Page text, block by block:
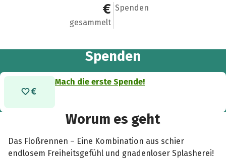
0 €
gesammelt
0
Spenden
Spenden
Mach die erste Spende!
Worum es geht
Das Floßrennen – Eine Kombination aus schier
endlosem Freiheitsgefühl und gnadenloser Splasherei!